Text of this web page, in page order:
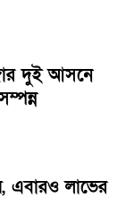
দুই আসনে
এবারও লাভের